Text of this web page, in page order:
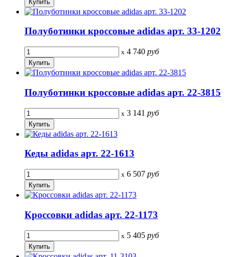
Полуботинки кроссовые adidas арт. 33-1202
x 4 740 руб
Полуботинки кроссовые adidas арт. 22-3815
x 3 141 руб
Кеды adidas арт. 22-1613
x 6 507 руб
Кроссовки adidas арт. 22-1173
x 5 405 руб